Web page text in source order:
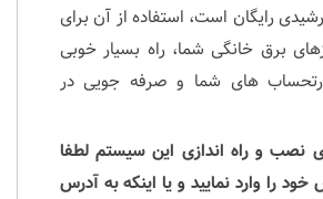
رایگان است، استفاده از آن برای
برق خانگی شما، راه بسیار خوبی
های شما و صرفه جویی در
نصب و راه اندازی این سیستم لطفا
را وارد نمایید و یا اینکه به آدرس